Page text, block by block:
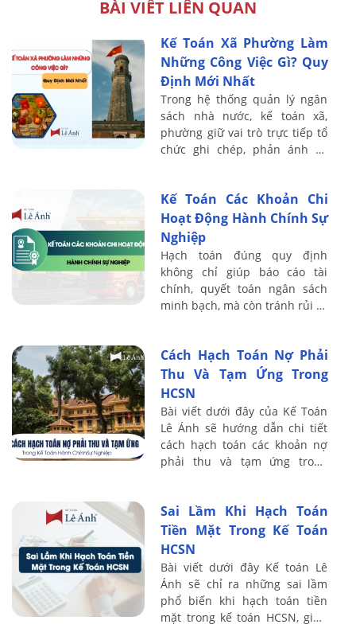
BÀI VIẾT LIÊN QUAN
Kế Toán Xã Phường Làm
Những Công Việc Gì? Quy
Định Mới Nhất
Trong hệ thống quản lý ngân
sách nhà nước, kế toán xã,
phường giữ vai trò trực tiếp tổ
chức ghi chép, phản ánh và
sở. Chất ...
Kế Toán Các Khoản Chi
Hoạt Động Hành Chính Sự
Nghiệp
Hạch toán đúng quy định
không chỉ giúp báo cáo tài
chính, quyết toán ngân sách
minh bạch, mà còn tránh rủi ro
vững ...
Cách Hạch Toán Nợ Phải
Thu Và Tạm Ứng Trong
HCSN
Bài viết dưới đây của Kế Toán
Lê Ánh sẽ hướng dẫn chi tiết
cách hạch toán các khoản nợ
phải thu và tạm ứng trong
nguyên ...
Sai Lầm Khi Hạch Toán
Tiền Mặt Trong Kế Toán
HCSN
Bài viết dưới đây Kế toán Lê
Ánh sẽ chỉ ra những sai lầm
phổ biến khi hạch toán tiền
mặt trong kế toán HCSN, giúp